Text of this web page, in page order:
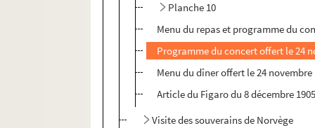
Planche 10
Menu du repas et programme du
Programme du concert offert le 24
Menu du dîner offert le 24
Article du Figaro du 8 décembre
Visite des souverains de Norvège